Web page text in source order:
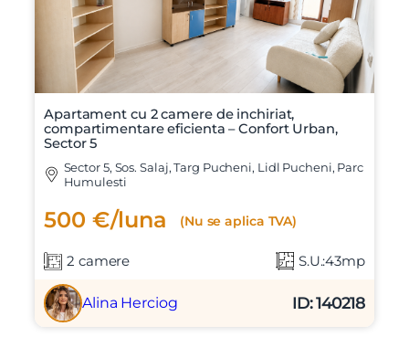
2 camere S.U.:42.5mp
Alexandru Costache ID: 140558
Exclusivitate
Apartament cu 2 camere de inchiriat,